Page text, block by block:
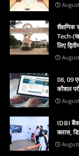
शैक्षणिक
Tech-
लिए
08, 09
कौशल
IDBI बैंक
क्लास,